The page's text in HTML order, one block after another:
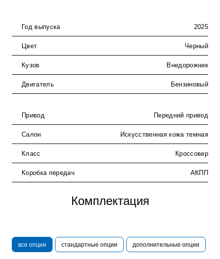
Год выпуска 2025
Цвет Черный
Кузов Внедорожник
Двигатель Бензиновый
Привод Передний привод
Салон Искусственная кожа темная
Класс Кроссовер
Коробка передач АКПП
Комплектация
все опции стандартные опции дополнительные опции